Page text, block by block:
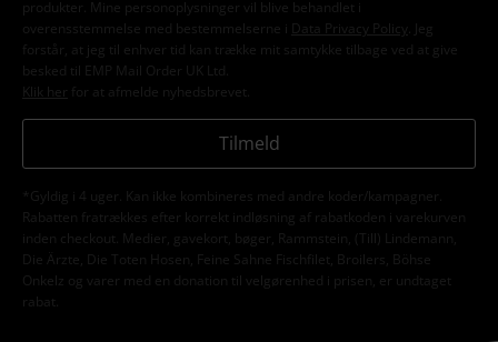
produkter. Mine personoplysninger vil blive behandlet i
overensstemmelse med bestemmelserne i
Data Privacy Policy
. Jeg
forstår, at jeg til enhver tid kan trække mit samtykke tilbage ved at give
besked til EMP Mail Order UK Ltd.
Klik her
for at afmelde nyhedsbrevet.
Tilmeld
*Gyldig i 4 uger. Kan ikke kombineres med andre koder/kampagner.
Rabatten fratrækkes efter korrekt indløsning af rabatkoden i varekurven
inden checkout. Medier, gavekort, bøger, Rammstein, (Till) Lindemann,
Die Ärzte, Die Toten Hosen, Feine Sahne Fischfilet, Broilers, Böhse
Onkelz og varer med en donation til velgørenhed i prisen, er undtaget
rabat.